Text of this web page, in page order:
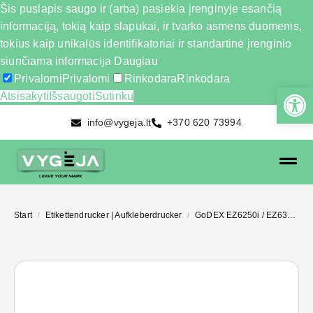
Šis puslapis saugo ir (arba) pasiekia įrenginyje esančią
informaciją, tokią kaip slapukai, ir tvarko asmens duomenis,
tokius kaip unikalūs identifikatoriai ir standartinė įrenginio
siunčiama informacija Daugiau
PrivalomiPrivalomi RinkodaraRinkodara
Atsisakyti IšsaugotiSutinku
info@vygeja.lt +370 620 73994
Start / Etikettendrucker | Aufkleberdrucker / GoDEX EZ6250i / EZ6350i